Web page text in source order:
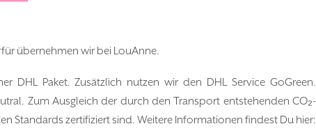
übernehmen wir bei LouAnne.
DHL Paket. Zusätzlich nutzen wir den DHL Service GoGreen.
Zum Ausgleich der durch den Transport entstehenden CO₂-
Standards zertifiziert sind. Weitere Informationen findest Du hier: